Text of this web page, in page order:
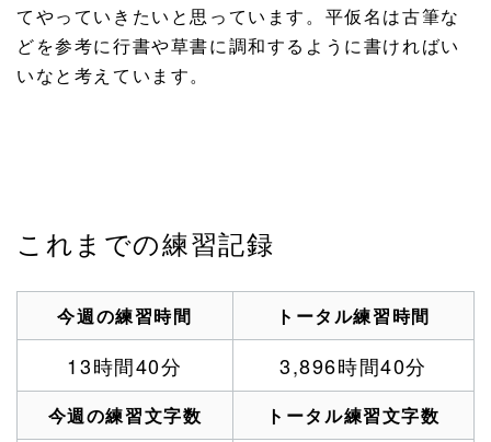
てやっていきたいと思っています。平仮名は古筆な
どを参考に行書や草書に調和するように書ければい
いなと考えています。
これまでの練習記録
今週の練習時間 トータル練習時間
13時間40分 3,896時間40分
今週の練習文字数 トータル練習文字数